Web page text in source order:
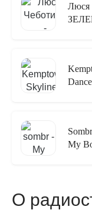
Люся
Sombr
My
О